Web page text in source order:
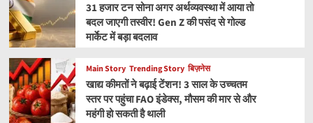
31 हजार टन सोना अगर अर्थव्यवस्था में आया तो
बदल जाएगी तस्वीर! Gen Z की पसंद से गोल्ड
मार्केट में बड़ा बदलाव
Main Story Trending Story बिज़नेस
खाद्य कीमतों ने बढ़ाई टेंशन! 3 साल के उच्चतम
स्तर पर पहुंचा FAO इंडेक्स, मौसम की मार से और
महंगी हो सकती है थाली